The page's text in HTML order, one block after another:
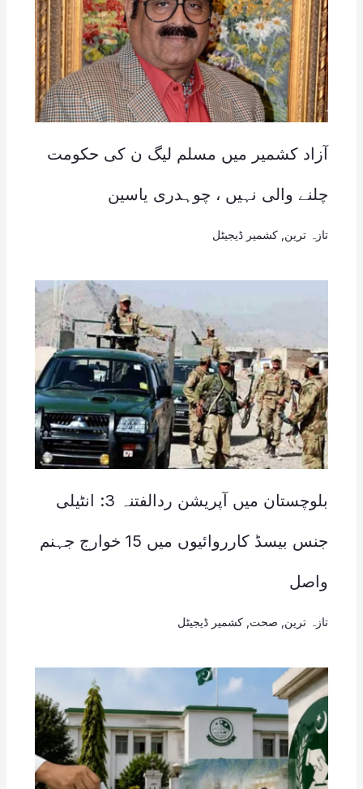
آزاد کشمیر میں مسلم لیگ ن کی حکومت
چلنے والی نہیں ، چوہدری یاسین
تازہ ترین کشمیر ڈیجیٹل
بلوچستان میں آپریشن ردالفتنہ 3: انٹیلی
جنس بیسڈ کارروائیوں میں 15 خوارج جہنم
واصل
تازہ ترین صحت کشمیر ڈیجیٹل